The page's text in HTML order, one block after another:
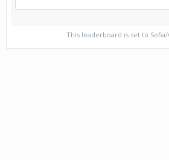
This leaderboard is set to Sofia/